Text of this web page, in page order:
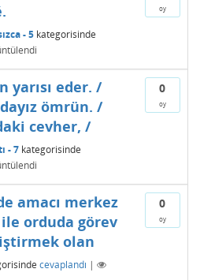
oy
- 5 kategorisinde
0
oy
yarısı eder. /
ömrün. /
cevher, /
- 7 kategorisinde
0
oy
amacı merkez
orduda görev
olan
cevaplandı |